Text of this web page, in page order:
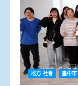
地方.社會 臺中市